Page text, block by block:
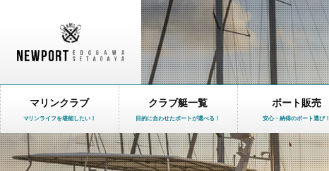
マリンクラブ
マリンライフを堪能したい！
クラブ艇一覧
目的に合わせたボートが選べる！
ボート販売
安心・納得のボート選び！